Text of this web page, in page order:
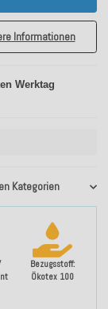
Bezugsstoff:
Ökotex 100
Kategorien
Informationen
Werktag